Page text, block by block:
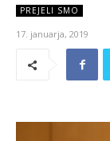
PREJELI SMO
17. januarja, 2019